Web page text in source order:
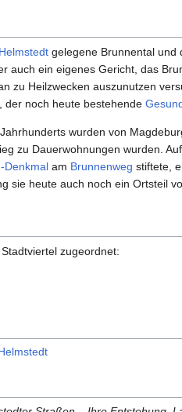
Helmstedt gelegene Brunnental und
auch ein eigenes Gericht, das
zu Heilzwecken auszunutzen
der noch heute bestehende
wurden von
zu Dauerwohnungen wurden.
Denkmal am Brunnenweg stiftete,
sie heute auch noch ein Ortsteil
zugeordnet: